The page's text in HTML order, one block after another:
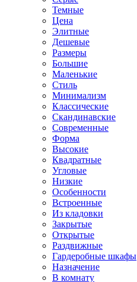
Темные
Цена
Элитные
Дешевые
Размеры
Большие
Маленькие
Стиль
Минимализм
Классические
Скандинавские
Современные
Форма
Высокие
Квадратные
Угловые
Низкие
Особенности
Встроенные
Из кладовки
Закрытые
Открытые
Раздвижные
Гардеробные шкафы
Назначение
В комнату